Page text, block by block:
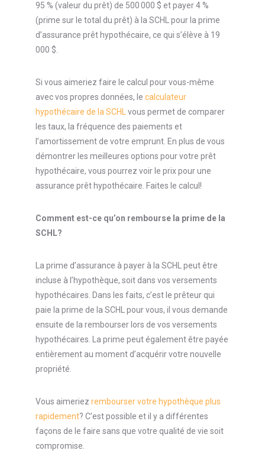
95 % (valeur du prêt) de 500 000 $ et payer 4 %
(prime sur le total du prêt) à la SCHL pour la prime
d’assurance prêt hypothécaire, ce qui s’élève à 19
000 $.
Si vous aimeriez faire le calcul pour vous-même
avec vos propres données, le calculateur
hypothécaire de la SCHLvous permet de comparer
les taux, la fréquence des paiements et
l’amortissement de votre emprunt. En plus de vous
démontrer les meilleures options pour votre prêt
hypothécaire, vous pourrez voir le prix pour une
assurance prêt hypothécaire. Faites le calcul!
Comment est-ce qu’on rembourse la prime de la
SCHL?
La prime d’assurance à payer à la SCHL peut être
incluse à l’hypothèque, soit dans vos versements
hypothécaires. Dans les faits, c’est le prêteur qui
paie la prime de la SCHL pour vous, il vous demande
ensuite de la rembourser lors de vos versements
hypothécaires. La prime peut également être payée
entièrement au moment d’acquérir votre nouvelle
propriété.
Vous aimeriez rembourser votre hypothèque plus
rapidement? C’est possible et il y a différentes
façons de le faire sans que votre qualité de vie soit
compromise.